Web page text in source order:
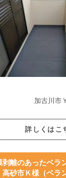
加古川市
詳しくはこ
剥離のあったベラ
砂市Ｋ様（ベラ